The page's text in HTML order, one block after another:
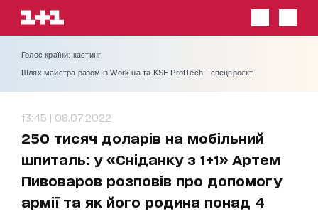
Голос країни: кастинг
Шлях майстра разом із Work.ua та KSE ProfTech - спецпроєкт
13:45 | 08.07.2022
250 тисяч доларів на мобільний
шпиталь: у «Сніданку з 1+1» Артем
Пивоваров розповів про допомогу
армії та як його родина понад 4